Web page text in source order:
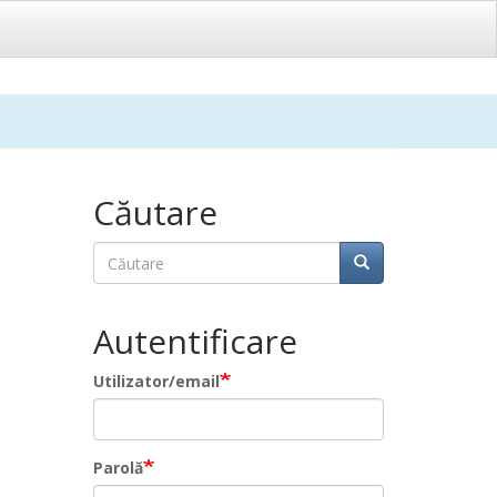
Căutare
Căutare Căutare
Autentificare
Utilizator/email
Parolă